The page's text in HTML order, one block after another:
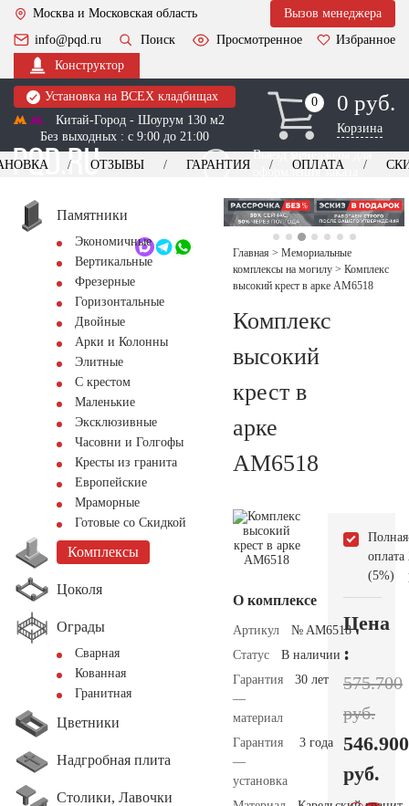
Москва и Московская область
Вызов менеджера
info@pqd.ru
Поиск Просмотренное
Избранное
Конструктор
Установка на ВСЕХ кладбищах
Китай-Город - Шоурум 130 м2
Без выходных : с 9:00 до 21:00
0
0 0 руб.
Корзина
Выезд менеджера для
оформления заказа
+7 (495) 518-44-23
Обратный звонок
ОТЗЫВЫ ГАРАНТИЯ ОПЛАТА
Памятники
Экономичные
Вертикальные
Фрезерные
Горизонтальные
Двойные
Арки и Колонны
Элитные
С крестом
Маленькие
Эксклюзивные
Часовни и Голгофы
Кресты из гранита
Европейские
Мраморные
Готовые со Скидкой
Комплексы
Цоколя
Ограды
Сварная
Кованная
Гранитная
Цветники
Надгробная плита
Столики, Лавочки
Главная > Мемориальные
комплексы на могилу > Комплекс
высокий крест в арке AM6518
Комплекс
высокий
крест в
арке
AM6518
О комплексе
Артикул
№ AM6518
Статус
В наличии
Гарантия
—
материал
30 лет
Гарантия
—
установка
3 года
Полная
оплата
(5%)
Цена
:
575.700
руб.
546.900
руб.